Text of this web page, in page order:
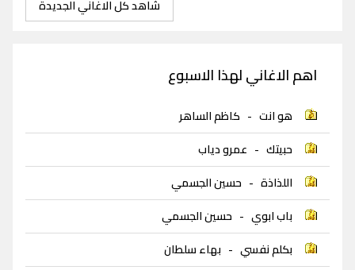
شاهد كل الاغاني الجديدة
اهم الاغاني لهذا الاسبوع
هو انت - كاظم الساهر
حبيتك - عمرو دياب
اللذاذة - حسين الجسمي
باب ابوي - حسين الجسمي
بكلم نفسي - بهاء سلطان